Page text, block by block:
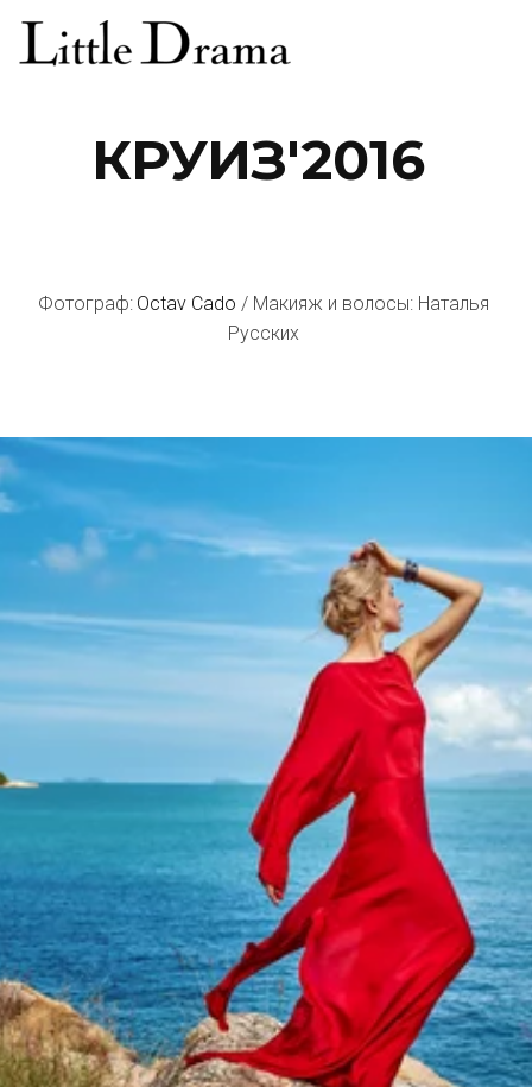
КРУИЗ'2016
Фотограф: Octav Cado / Макияж и волосы: Наталья
Русских